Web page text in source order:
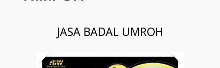
JASA BADAL UMROH